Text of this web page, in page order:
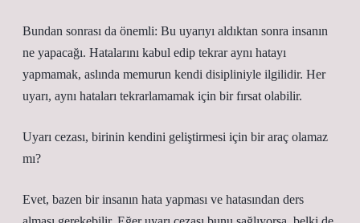
Bundan sonrası da önemli: Bu uyarıyı aldıktan sonra insanın
ne yapacağı. Hatalarını kabul edip tekrar aynı hatayı
yapmamak, aslında memurun kendi disipliniyle ilgilidir. Her
uyarı, aynı hataları tekrarlamamak için bir fırsat olabilir.
Uyarı cezası, birinin kendini geliştirmesi için bir araç olamaz
mı?
Evet, bazen bir insanın hata yapması ve hatasından ders